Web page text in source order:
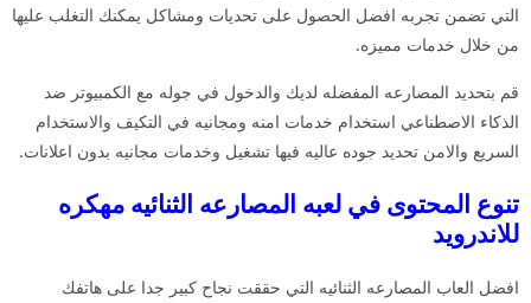
التي تضمن تجربه افضل الحصول على تحديات ومشاكل يمكنك التغلب عليها
من خلال خدمات مميزه.
قم بتحديد المصارعه المفضله لديك والدخول في جوله مع الكمبيوتر ضد
الذكاء الاصطناعي استخدام خدمات امنه ومجانيه في التكيف والاستخدام
السريع والامن تحديد جوده عاليه فيها تشغيل وخدمات مجانيه بدون اعلانات.
تنوع المحتوى في لعبه المصارعه الثنائيه مهكره
للاندرويد
افضل العاب المصارعه الثنائيه التي حققت نجاح كبير جدا على هاتفك